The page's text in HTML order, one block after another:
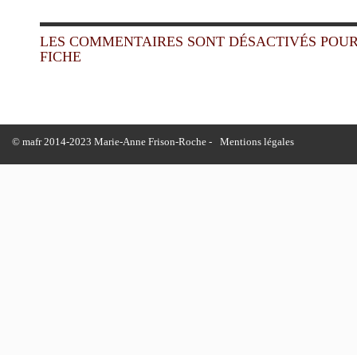
LES COMMENTAIRES SONT DÉSACTIVÉS
FICHE
© mafr 2014-2023 Marie-Anne Frison-Roche - Mentions légales